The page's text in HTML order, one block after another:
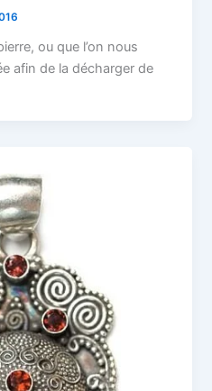
ou que l’on nous
afin de la décharger de